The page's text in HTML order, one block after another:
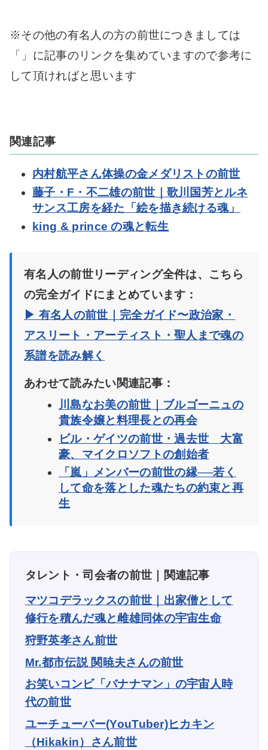
※その他の有名人の方の前世につきましては
「」に記事のリンクを集めていますので参考に
して頂ければと思います
関連記事
内村航平さん体操の金メダリストの前世
藤子・F・不二雄の前世｜歌川国芳とルネ
サンス工房を経た「絵を描き続ける魂」
king & prince の魂と転生
有名人の前世リーディング全件は、こちら
の完全ガイドにまとめています：
▶ 有名人の前世｜完全ガイド〜政治家・
アスリート・アーティスト・聖人まで魂の
系譜を読み解く
あわせて読みたい関連記事：
川島なお美の前世｜ブルゴーニュの
貴族令嬢と料理長との再会
ビル・ゲイツの前世・過去世 大富
豪、マイクロソフトの創始者
「嵐」メンバーの前世の縁──若く
して命を落とした魂たちの約束と再
生
タレント・司会者の前世｜関連記事
マツコデラックスの前世｜出家僧として
修行を積んだ魂と雌雄同体の宇宙生命
狩野英孝さん前世
Mr.都市伝説 関暁夫さんの前世
お笑いコンビ「バナナマン」の宇宙人時
代の前世
ユーチューバー(YouTuber)ヒカキン
（Hikakin）さん前世